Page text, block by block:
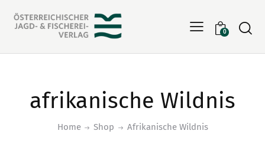
0
afrikanische Wildnis
Home Shop Afrikanische Wildnis